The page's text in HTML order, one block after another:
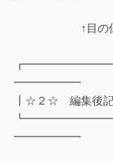
↑目の保養
━━━━━━
┃☆２☆ 編集後
━━━━━━